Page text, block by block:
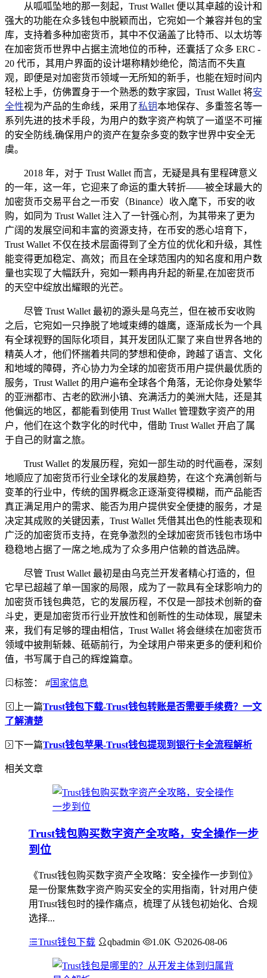
从呱呱坠地的那一刻起，Trust Wallet 便以其卓越的设计和
强大的功能在众多钱包中脱颖而出，它宛如一个兼容并包的宝
库，支持着多种加密货币，其中不仅涵盖了比特币、以太坊等
在加密货币世界中占据主流地位的币种，还囊括了众多 ERC -
20 代币，其用户界面的设计堪称精妙绝伦，简洁而不失直
观，即便是对加密货币领域一无所知的新手，也能在短时间内
轻松上手，仿佛置身于一个熟悉的数字家园，Trust Wallet 将安
全性视为产品的生命线，采用了私钥本地保存、多重签名等一
系列先进的技术手段，为用户的数字资产构筑了一道坚不可摧
的安全防线,确保用户的资产在复杂多变的数字世界中安全无
虞。
2018 年，对于 Trust Wallet 而言，无疑是具有里程碑意义
的一年，这一年，它迎来了命运的重大转折——被全球最大的
加密货币交易平台之一币安（Binance）收入麾下，币安的收
购，如同为 Trust Wallet 注入了一针强心剂，为其带来了更为
广阔的发展空间和丰富的资源支持，在币安的悉心培育下，
Trust Wallet 不仅在技术层面得到了全方位的优化和升级，其性
能变得更加稳定、高效；而且在全球范围内的知名度和用户数
量也实现了大幅跃升，宛如一颗冉冉升起的新星,在加密货币
的天空中绽放出耀眼的光芒。
尽管 Trust Wallet 最初的源头是乌克兰，但在被币安收购
之后，它宛如一只挣脱了地域束缚的雄鹰，逐渐成长为一个具
有全球视野的国际化项目，其开发团队汇聚了来自世界各地的
精英人才，他们怀揣着共同的梦想和使命，跨越了语言、文化
和地域的障碍，齐心协力为全球的加密货币用户提供最优质的
服务，Trust Wallet 的用户遍布全球各个角落，无论你身处繁华
的亚洲都市、古老的欧洲小镇、充满活力的美洲大陆，还是其
他偏远的地区，都能看到使用 Trust Wallet 管理数字资产的用
户，他们在这个数字化的时代中，借助 Trust Wallet 开启了属
于自己的财富之旅。
Trust Wallet 的发展历程，宛如一部生动的时代画卷，深刻
地顺应了加密货币行业全球化的发展趋势，在这个充满创新与
变革的行业中，传统的国界概念正逐渐变得模糊，而产品能否
真正满足用户的需求、能否为用户提供安全便捷的服务，才是
决定其成败的关键因素，Trust Wallet 凭借其出色的性能表现和
广泛的加密货币支持，在竞争激烈的全球加密货币钱包市场中
稳稳地占据了一席之地,成为了众多用户信赖的首选品牌。
尽管 Trust Wallet 最初是由乌克兰开发者精心打造的，但
它早已超越了单一国家的局限，成为了一款具有全球影响力的
加密货币钱包典范，它的发展历程，不仅是一部技术创新的奋
斗史，更是加密货币行业开放性和创新性的生动体现，展望未
来，我们有足够的理由相信，Trust Wallet 将会继续在加密货币
领域中披荆斩棘、砥砺前行，为全球用户带来更多的便利和价
值，书写属于自己的辉煌篇章。
标签： #国家信息
上一篇Trust钱包下载-Trust钱包转账是否需要手续费？一文
了解清楚
下一篇Trust钱包苹果-Trust钱包提现到银行卡全流程解析
相关文章
Trust钱包购买数字资产全攻略，安全操作一步
到位
《Trust钱包购买数字资产全攻略：安全操作一步到位》
是一份聚焦数字资产购买安全的实用指南，针对用户使
用Trust钱包时的操作痛点，梳理了从钱包初始化、合规
选择...
Trust钱包下载 qbadmin 1.0K 2026-08-06